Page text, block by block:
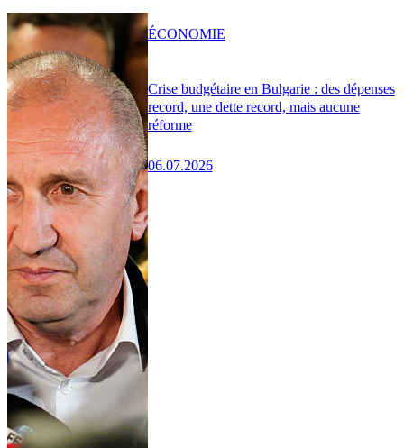
Crise budgétaire en Bulgarie : des dépenses
record, une dette record, mais aucune
réforme
06.07.2026
ÉCONOMIE